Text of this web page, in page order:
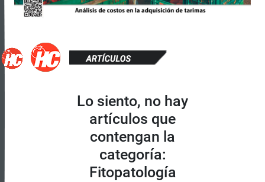
Lo siento, no hay
artículos que
contengan la
categoría:
Fitopatología